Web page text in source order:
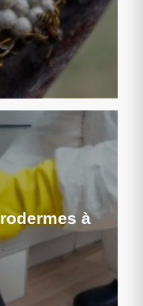
à